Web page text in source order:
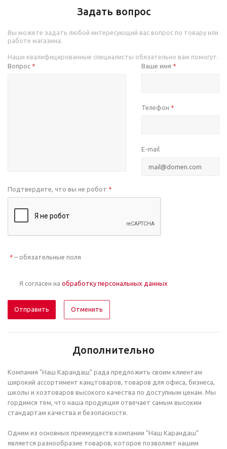
Задать вопрос
Вы можете задать любой интересующий вас вопрос по товару или
работе магазина.
Наши квалифицированные специалисты обязательно вам помогут.
Вопрос * Ваше имя *
Телефон *
E-mail
Подтвердите, что вы не робот *
* – обязательные поля
Я согласен на обработку персональных данных
Отменить
Дополнительно
Компания "Наш Карандаш" рада предложить своим клиентам
широкий ассортимент канцтоваров, товаров для офиса, бизнеса,
школы и хозтоваров высокого качества по доступным ценам. Мы
гордимся тем, что наша продукция отвечает самым высоким
стандартам качества и безопасности.
Одним из основных преимуществ компании "Наш Карандаш"
является разнообразие товаров, которое позволяет нашим